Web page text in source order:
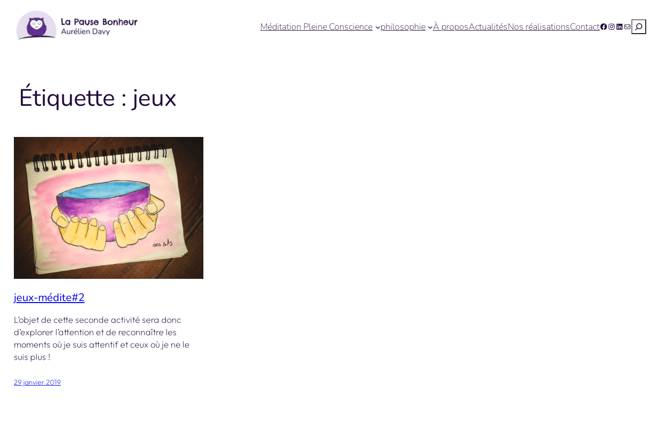
contenu
Méditation Pleine Conscience philosophie À proposActualitésNos réalisationsContactFacebook
Instagram
LinkedIn
E-mail
Étiquette : jeux
jeux-médite#2
L’objet de cette seconde activité sera donc
d’explorer l’attention et de reconnaître les
moments où je suis attentif et ceux où je ne le
suis plus !
29 janvier 2019